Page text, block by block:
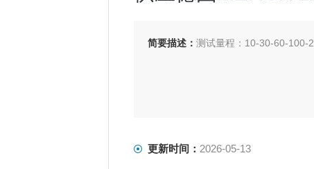
简要描述： 测试量程：10-30-60-100-
更新时间： 2026-05-13